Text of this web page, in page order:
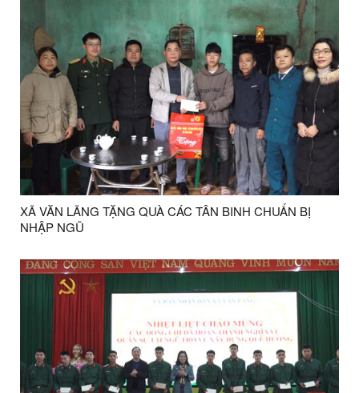
XÃ VĂN LÃNG TẶNG QUÀ CÁC TÂN BINH CHUẨN BỊ
NHẬP NGŨ